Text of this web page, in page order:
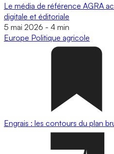
Le média de référence AGRA
digitale et éditoriale
5 mai 2026 - 4 min
Europe Politique agricole
Engrais : les contours du plan